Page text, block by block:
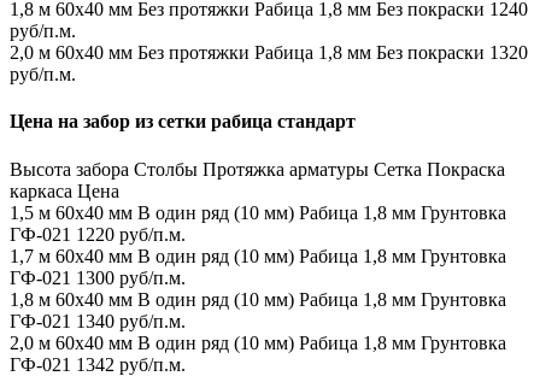
1,8 м 60х40 мм Без протяжки Рабица 1,8 мм Без покраски 1240
руб/п.м.
2,0 м 60х40 мм Без протяжки Рабица 1,8 мм Без покраски 1320
руб/п.м.
Цена на забор из сетки рабица стандарт
Высота забора Столбы Протяжка арматуры Сетка Покраска
каркаса Цена
1,5 м 60х40 мм В один ряд (10 мм) Рабица 1,8 мм Грунтовка
ГФ-021 1220 руб/п.м.
1,7 м 60х40 мм В один ряд (10 мм) Рабица 1,8 мм Грунтовка
ГФ-021 1300 руб/п.м.
1,8 м 60х40 мм В один ряд (10 мм) Рабица 1,8 мм Грунтовка
ГФ-021 1340 руб/п.м.
2,0 м 60х40 мм В один ряд (10 мм) Рабица 1,8 мм Грунтовка
ГФ-021 1342 руб/п.м.